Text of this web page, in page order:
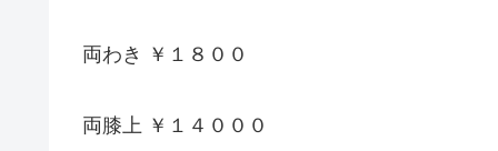
両わき ￥１８００
両膝上 ￥１４０００